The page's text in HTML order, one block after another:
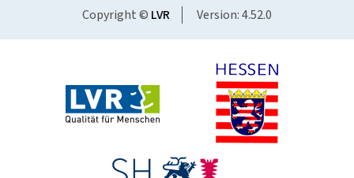
Copyright © LVR Version: 4.52.0